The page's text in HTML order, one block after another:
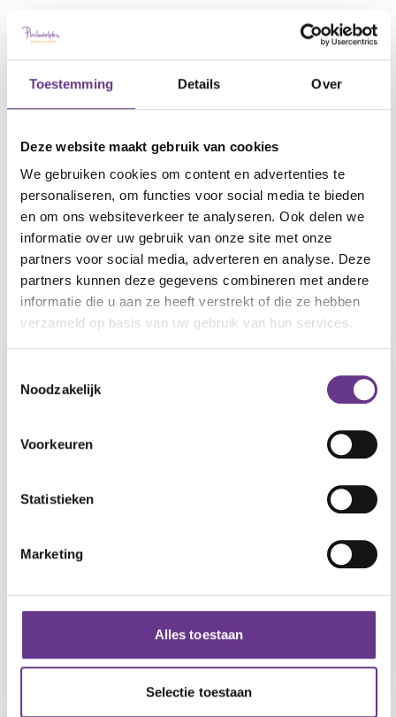
Toestemming Details Over
Deze website maakt gebruik van cookies
We gebruiken cookies om content en advertenties te
personaliseren, om functies voor social media te bieden
en om ons websiteverkeer te analyseren. Ook delen we
informatie over uw gebruik van onze site met onze
partners voor social media, adverteren en analyse. Deze
partners kunnen deze gegevens combineren met andere
informatie die u aan ze heeft verstrekt of die ze hebben
verzameld op basis van uw gebruik van hun services.
Noodzakelijk
Voorkeuren
Statistieken
Marketing
Alles toestaan
Selectie toestaan
In (de omgeving van) Tilburg zijn ook locaties van
Philadelphia waar je beschermd kunt wonen. Deze
locaties zijn er voor mensen die meer begeleiding
gedragsproblemen. De begeleiders bieden hier
extra structuur en zorgen voor rust en regelmaat.
Daardoor kunnen bewoners er zo zelfstandig
mogelijk wonen.
Lijst
Groeseind - Trainingshuis
Lichte verstandelijke beperking